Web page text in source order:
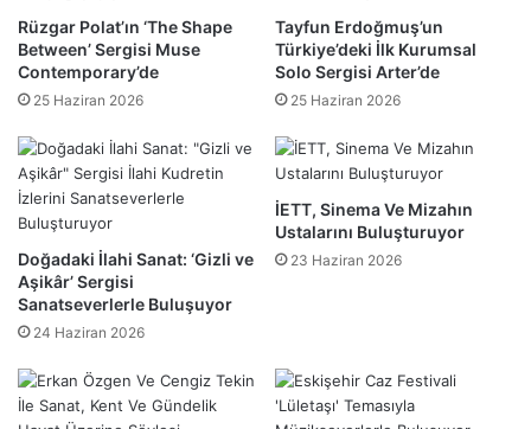
Rüzgar Polat’ın ‘The Shape
Between’ Sergisi Muse
Contemporary’de
25 Haziran 2026
Tayfun Erdoğmuş’un
Türkiye’deki İlk Kurumsal
Solo Sergisi Arter’de
25 Haziran 2026
Doğadaki İlahi Sanat: ‘Gizli ve
Aşikâr’ Sergisi
Sanatseverlerle Buluşuyor
24 Haziran 2026
İETT, Sinema Ve Mizahın
Ustalarını Buluşturuyor
23 Haziran 2026